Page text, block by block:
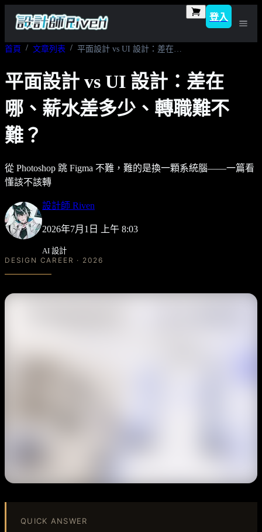
登入
首頁 文章列表 平面設計 vs UI 設計：差在哪、薪水差多少、轉職難不難？
平面設計 vs UI 設計：差在
哪、薪水差多少、轉職難不
難？
從 Photoshop 跳 Figma 不難，難的是換一顆系統腦——一篇看
懂該不該轉
設計師 Riven
2026年7月1日 上午 8:03
AI 設計
DESIGN CAREER · 2026
QUICK ANSWER